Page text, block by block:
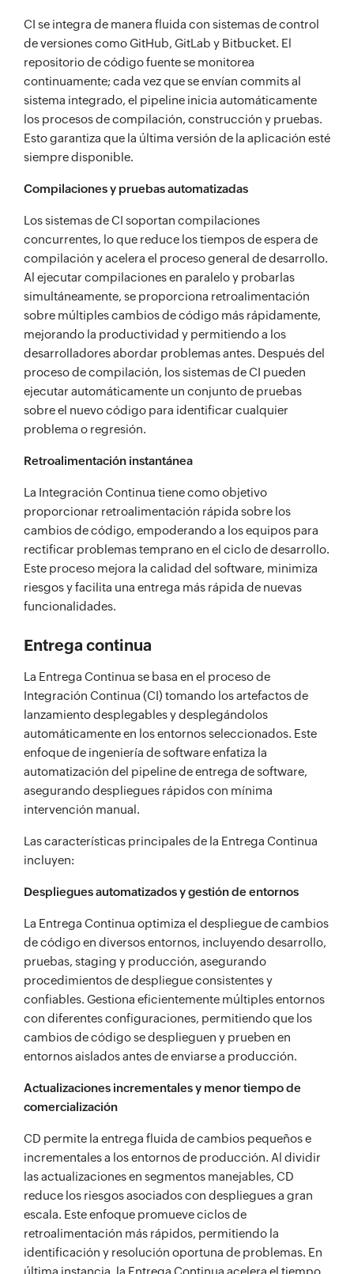
CI se integra de manera fluida con sistemas de control
de versiones como GitHub, GitLab y Bitbucket. El
repositorio de código fuente se monitorea
continuamente; cada vez que se envían commits al
sistema integrado, el pipeline inicia automáticamente
los procesos de compilación, construcción y pruebas.
Esto garantiza que la última versión de la aplicación esté
siempre disponible.
Compilaciones y pruebas automatizadas
Los sistemas de CI soportan compilaciones
concurrentes, lo que reduce los tiempos de espera de
compilación y acelera el proceso general de desarrollo.
Al ejecutar compilaciones en paralelo y probarlas
simultáneamente, se proporciona retroalimentación
sobre múltiples cambios de código más rápidamente,
mejorando la productividad y permitiendo a los
desarrolladores abordar problemas antes. Después del
proceso de compilación, los sistemas de CI pueden
ejecutar automáticamente un conjunto de pruebas
sobre el nuevo código para identificar cualquier
problema o regresión.
Retroalimentación instantánea
La Integración Continua tiene como objetivo
proporcionar retroalimentación rápida sobre los
cambios de código, empoderando a los equipos para
rectificar problemas temprano en el ciclo de desarrollo.
Este proceso mejora la calidad del software, minimiza
riesgos y facilita una entrega más rápida de nuevas
funcionalidades.
Entrega continua
La Entrega Continua se basa en el proceso de
Integración Continua (CI) tomando los artefactos de
lanzamiento desplegables y desplegándolos
automáticamente en los entornos seleccionados. Este
enfoque de ingeniería de software enfatiza la
automatización del pipeline de entrega de software,
asegurando despliegues rápidos con mínima
intervención manual.
Las características principales de la Entrega Continua
incluyen:
Despliegues automatizados y gestión de entornos
La Entrega Continua optimiza el despliegue de cambios
de código en diversos entornos, incluyendo desarrollo,
pruebas, staging y producción, asegurando
procedimientos de despliegue consistentes y
confiables. Gestiona eficientemente múltiples entornos
con diferentes configuraciones, permitiendo que los
cambios de código se desplieguen y prueben en
entornos aislados antes de enviarse a producción.
Actualizaciones incrementales y menor tiempo de
comercialización
CD permite la entrega fluida de cambios pequeños e
incrementales a los entornos de producción. Al dividir
las actualizaciones en segmentos manejables, CD
reduce los riesgos asociados con despliegues a gran
escala. Este enfoque promueve ciclos de
retroalimentación más rápidos, permitiendo la
identificación y resolución oportuna de problemas. En
última instancia, la Entrega Continua acelera el tiempo